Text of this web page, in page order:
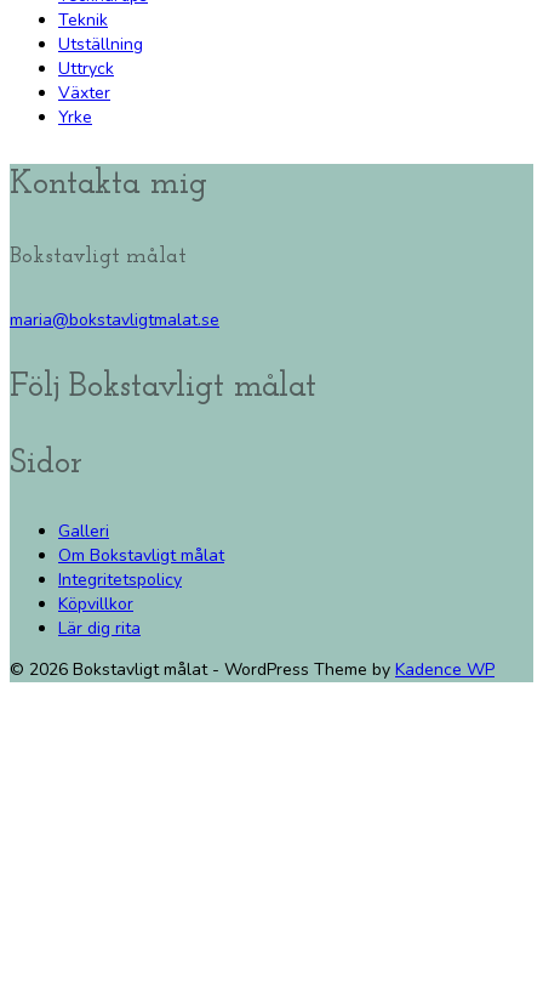
Teknik
Utställning
Uttryck
Växter
Yrke
Kontakta mig
Bokstavligt målat
maria@bokstavligtmalat.se
Följ Bokstavligt målat
Sidor
Galleri
Om Bokstavligt målat
Integritetspolicy
Köpvillkor
Lär dig rita
© 2026 Bokstavligt målat - WordPress Theme by Kadence WP